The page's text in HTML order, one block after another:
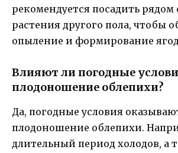
рекомендуется посадить рядом
растения другого пола, чтобы
опыление и формирование
Влияют ли погодные
плодоношение облепихи?
Да, погодные условия
плодоношение облепихи.
длительный период холодов, а